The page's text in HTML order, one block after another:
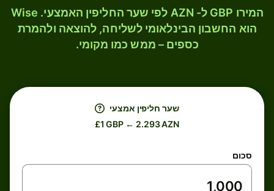
המירו GBP ל- AZN לפי שער החליפין האמצעי. Wise
הוא החשבון הבינלאומי לשליחה, להוצאה ולהמרת
כספים – ממש כמו מקומי.
שער חליפין אמצעי
£1 GBP ← 2.293 AZN
סכום